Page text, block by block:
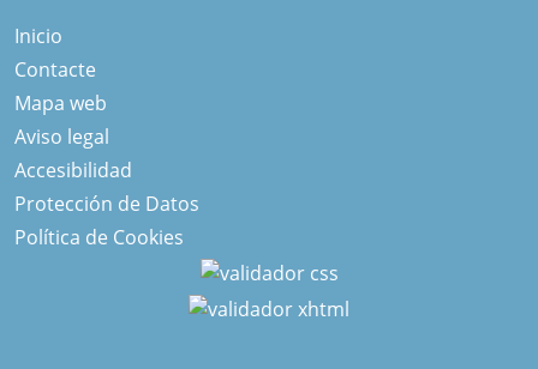
Inicio
Contacte
Mapa web
Aviso legal
Accesibilidad
Protección de Datos
Política de Cookies